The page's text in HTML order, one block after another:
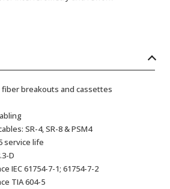
breakouts and cassettes
SR-4, SR-8 & PSM4
service life
D
IEC 61754-7-1; 61754-7-2
TIA 604-5